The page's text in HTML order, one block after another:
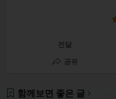
전달
공유
함께보면 좋은 글